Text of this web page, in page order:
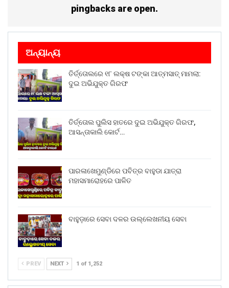
pingbacks are open.
ଅନ୍ୟାନ୍ୟ
ତିର୍ତ୍ତୋଲରେ ୧୮ ଲକ୍ଷ ଟଙ୍କା ଆତ୍ମସାତ୍ ମାମଲା:
ଦୁଇ ଅଭିଯୁକ୍ତ ଗିରଫ
ତିର୍ତ୍ତୋଲ ପୁଲିସ ହାତରେ ଦୁଇ ଅଭିଯୁକ୍ତ ଗିରଫ,
ଆସନ୍ତାକାଲି କୋର୍ଟ…
ପାରଳାଖେମୁଣ୍ଡିରେ ପବିତ୍ର ବାହୁଡା ଯାତ୍ରା
ମହାସମାରୋହରେ ପାଳିତ
ବାହୁଡ଼ାରେ ସେବା ଦଳର ଉଲ୍ଲେଖନୀୟ ସେବା
PREV NEXT 1 of 1,252